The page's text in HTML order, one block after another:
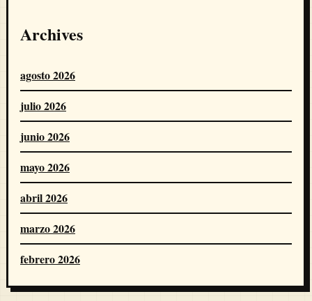
Archives
agosto 2026
julio 2026
junio 2026
mayo 2026
abril 2026
marzo 2026
febrero 2026